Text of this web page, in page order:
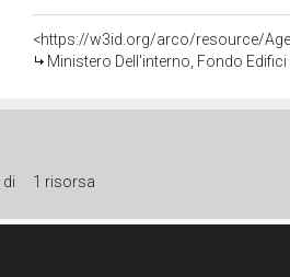
<https://w3id.org/arco/resource/
Ministero Dell'interno, Fondo Edifici
di 1 risorsa